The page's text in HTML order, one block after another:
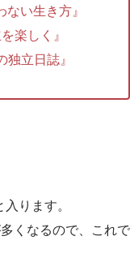
い生き方』
楽しく』
立日誌』
ります。
くなるので、これで